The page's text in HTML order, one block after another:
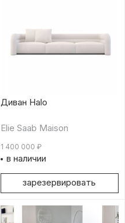
Диван Halo
Elie Saab Maison
1 400 000 ₽
в наличии
зарезервировать